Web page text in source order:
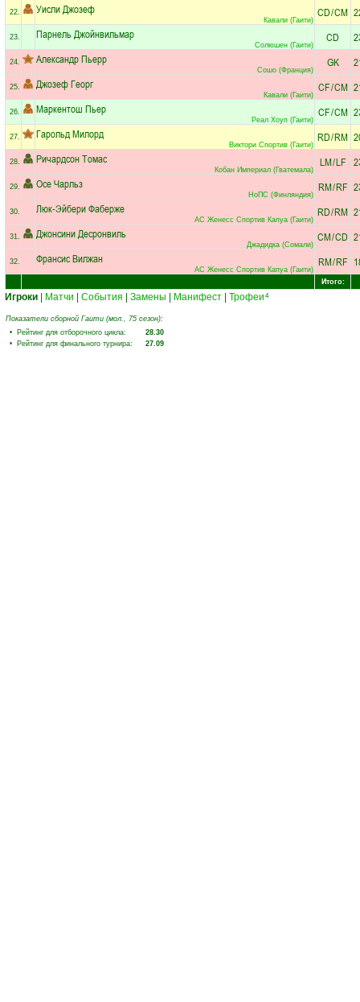
22. Уисли Джозеф
Кавали (Гаити)
CD/CM
23. Парнель Джойнвильмар
Солюшен (Гаити)
CD
24. Александр Пьерр
Сошо (Франция)
GK
25. Джозеф Георг
Кавали (Гаити)
CF/CM
26. Маркентош Пьер
Реал Хоуп (Гаити)
CF/CM
27. Гарольд Милорд
Виктори Спортив (Гаити)
RD/RM
28. Ричардсон Томас
Кобан Империал (Гватемала)
LM/LF
29. Осе Чарльз
НоПС (Финляндия)
RM/RF
30. Люк-Эйбери Фаберже
АС Женесс Спортив Капуа (Гаити)
RD/RM
31. Джонсини Десронвиль
Джадидка (Сомали)
CM/CD
32. Франсис Вилжан
АС Женесс Спортив Капуа (Гаити)
RM/RF
Итого:
Игроки Матчи События Замены Манифест Трофеи 4
Показатели сборной Гаити (мол., 75 сезон):
• Рейтинг для отборочного цикла:
28.30
• Рейтинг для финального турнира:
27.09